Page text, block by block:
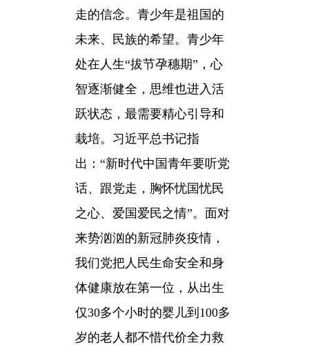
走的信念。青少年是祖国的
未来、民族的希望。青少年
处在人生“拔节孕穗期”，心
智逐渐健全，思维也进入活
跃状态，最需要精心引导和
栽培。习近平总书记指
出：“新时代中国青年要听党
话、跟党走，胸怀忧国忧民
之心、爱国爱民之情”。面对
来势汹汹的新冠肺炎疫情，
我们党把人民生命安全和身
体健康放在第一位，从出生
仅30多个小时的婴儿到100多
岁的老人都不惜代价全力救